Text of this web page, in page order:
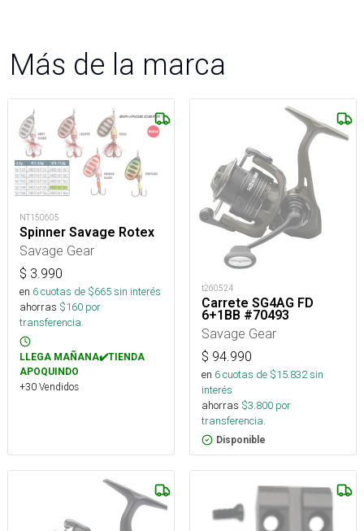
Más de la marca
NT150605
Spinner Savage Rotex
Savage Gear
$ 3.990
en 6cuotas de $665sin interés
ahorras $160 por
transferencia.
LLEGA MAÑANA✔️TIENDA
APOQUINDO
+30 Vendidos
t260524
Carrete SG4AG FD
6+1BB #70493
Savage Gear
$ 94.990
en 6cuotas de $15.832sin
interés
ahorras $3.800 por
transferencia.
Disponible